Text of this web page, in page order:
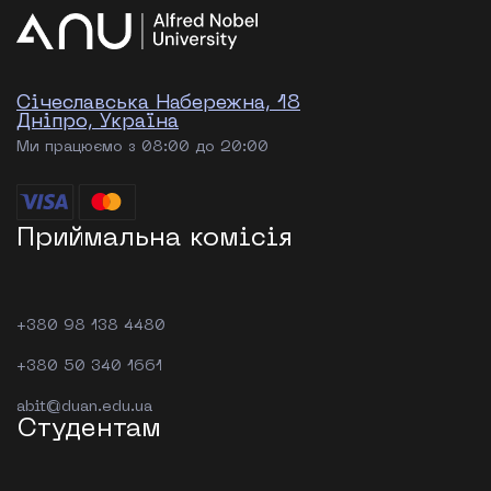
Січеславська Набережна, 18
Дніпро, Україна
Ми працюємо з 08:00 до 20:00
Приймальна комісія
+380 98 138 4480
+380 50 340 1661
abit@duan.edu.ua
Студентам